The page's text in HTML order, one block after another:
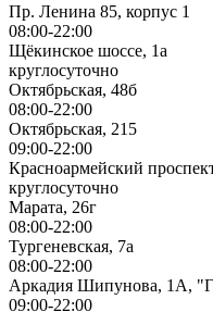
Пр. Ленина 85, корпус 1
08:00-22:00
Щёкинское шоссе, 1а
круглосуточно
Октябрьская, 48б
08:00-22:00
Октябрьская, 215
09:00-22:00
Красноармейский
круглосуточно
Марата, 26г
08:00-22:00
Тургеневская, 7а
08:00-22:00
Аркадия Шипунова, 1А,
09:00-22:00